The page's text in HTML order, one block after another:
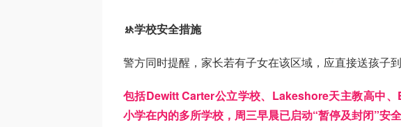
🚸学校安全措施
警方同时提醒，家长若有子女在该区域，应直接送孩子
包括Dewitt Carter公立学校、Lakeshore天主教高中
小学在内的多所学校，周三早晨已启动“暂停及封闭”安全